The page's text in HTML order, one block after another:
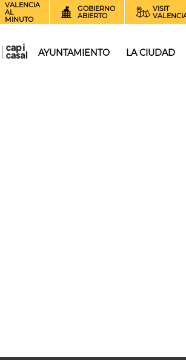
VALENCIA
AL
MINUTO
GOBIERNO
ABIERTO
VISIT
AYUNTAMIENTO LA CIUDAD